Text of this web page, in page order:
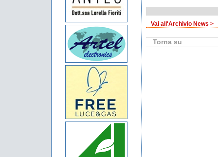
Vai all'Archivio News >
Torna su